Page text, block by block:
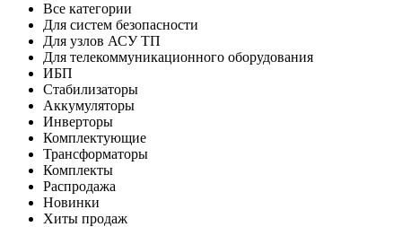
Все категории
Для систем безопасности
Для узлов АСУ ТП
Для телекоммуникационного оборудования
ИБП
Стабилизаторы
Аккумуляторы
Инверторы
Комплектующие
Трансформаторы
Комплекты
Распродажа
Новинки
Хиты продаж